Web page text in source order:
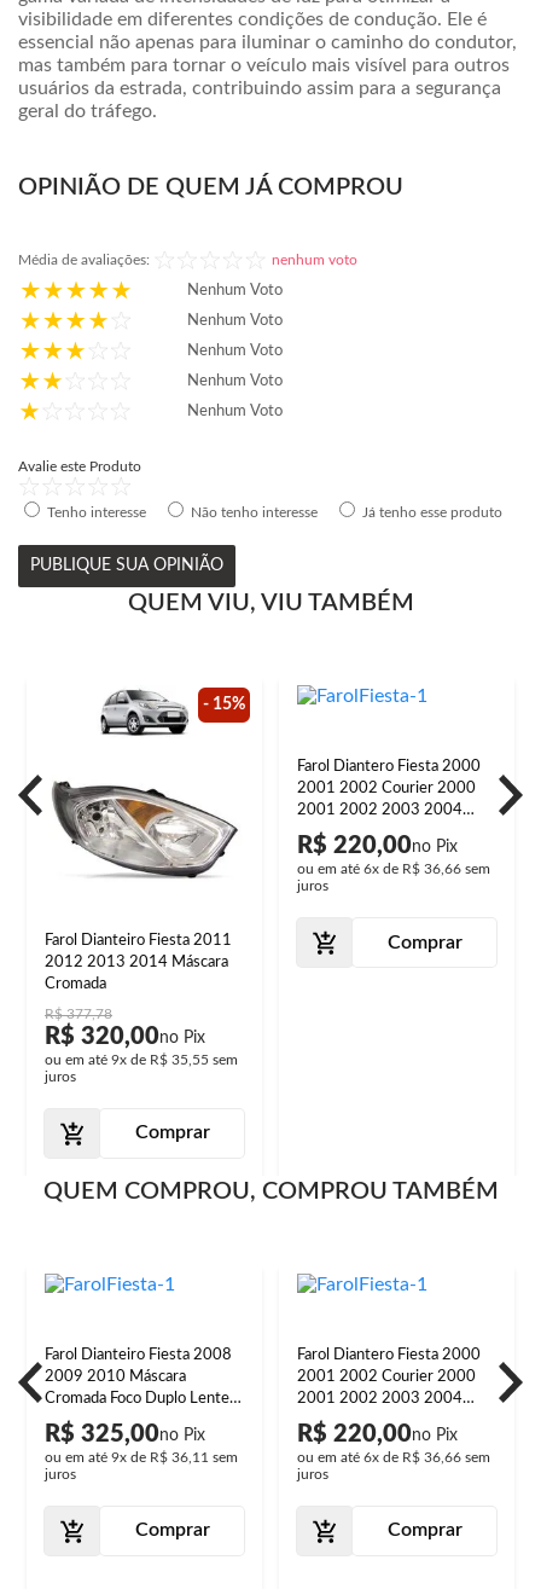
visibilidade em diferentes condições de condução. Ele é
essencial não apenas para iluminar o caminho do condutor,
mas também para tornar o veículo mais visível para outros
usuários da estrada, contribuindo assim para a segurança
geral do tráfego.
OPINIÃO DE QUEM JÁ COMPROU
Média de avaliações: nenhum voto
Nenhum Voto
Nenhum Voto
Nenhum Voto
Nenhum Voto
Nenhum Voto
Avalie este Produto
Tenho interesse Não tenho interesse Já tenho esse produto
PUBLIQUE SUA OPINIÃO
QUEM VIU, VIU TAMBÉM
- 15%
Farol Dianteiro Fiesta 2011
2012 2013 2014 Máscara
Cromada
R$ 377,78
R$ 320,00
ou em até 9x de R$ 35,55 sem
juros
Comprar
Farol Diantero Fiesta 2000
2001 2002 Courier 2000
2001 2002 2003 2004
2005 2006 2007 2008
2009 2010 Foco Simples
Máscara Cromada Lente
Vidro
R$ 220,00
ou em até 6x de R$ 36,66 sem
juros
Comprar
QUEM COMPROU, COMPROU TAMBÉM
Farol Dianteiro Fiesta 2008
2009 2010 Máscara
Cromada Foco Duplo Lente
Lisa Acrilíco
R$ 325,00
ou em até 9x de R$ 36,11 sem
juros
Comprar
Farol Diantero Fiesta 2000
2001 2002 Courier 2000
2001 2002 2003 2004
2005 2006 2007 2008
2009 2010 Foco Simples
Máscara Cromada Lente
Vidro
R$ 220,00
ou em até 6x de R$ 36,66 sem
juros
Comprar